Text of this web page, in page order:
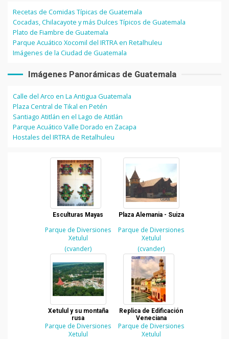
Recetas de Comidas Típicas de Guatemala
Cocadas, Chilacayote y más Dulces Típicos de Guatemala
Plato de Fiambre de Guatemala
Parque Acuático Xocomil del IRTRA en Retalhuleu
Imágenes de la Ciudad de Guatemala
Imágenes Panorámicas de Guatemala
Calle del Arco en La Antigua Guatemala
Plaza Central de Tikal en Petén
Santiago Atitlán en el Lago de Atitlán
Parque Acuático Valle Dorado en Zacapa
Hostales del IRTRA de Retalhuleu
Esculturas Mayas
Parque de Diversiones
Xetulul
(cvander)
Plaza Alemania - Suiza
Parque de Diversiones
Xetulul
(cvander)
Xetulul y su montaña
rusa
Parque de Diversiones
Xetulul
Replica de Edificación
Veneciana
Parque de Diversiones
Xetulul